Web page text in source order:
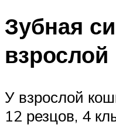
Зубная
У взрослой
12 резцов, 4